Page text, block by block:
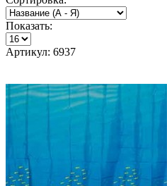
Показать:
Артикул: 6937